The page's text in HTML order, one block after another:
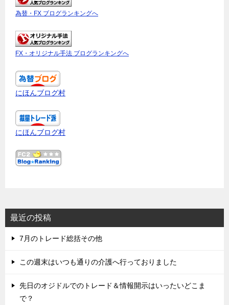
為替・FX ブログランキングへ
FX・オリジナル手法 ブログランキングへ
にほんブログ村
にほんブログ村
最近の投稿
7月のトレード総括その他
この週末はいつも通りの介護へ行っておりました
先日のオジドルでのトレード＆情報開示はいったいどこま
で？